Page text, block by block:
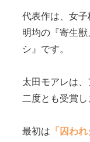
代表作は、女
明均の『寄生
シ』です。
太田モアレは、
二度とも受賞し
最初は 「囚わ